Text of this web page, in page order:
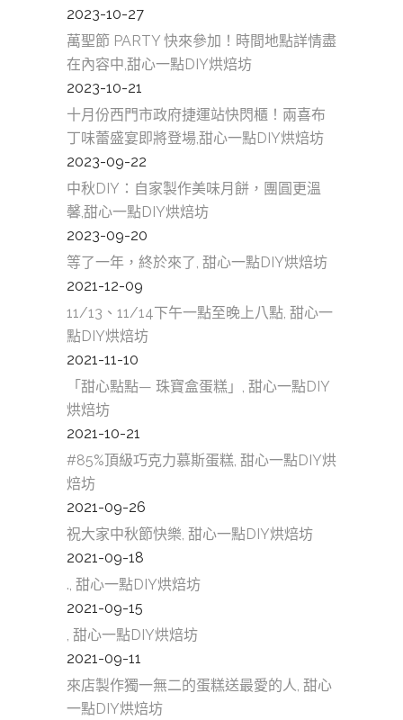
2023-10-27
萬聖節 PARTY 快來參加！時間地點詳情盡
在內容中,甜心一點DIY烘焙坊
2023-10-21
十月份西門市政府捷運站快閃櫃！兩喜布
丁味蕾盛宴即將登場,甜心一點DIY烘焙坊
2023-09-22
中秋DIY：自家製作美味月餅，團圓更溫
馨,甜心一點DIY烘焙坊
2023-09-20
等了一年，終於來了, 甜心一點DIY烘焙坊
2021-12-09
11/13、11/14下午一點至晚上八點, 甜心一
點DIY烘焙坊
2021-11-10
「甜心點點— 珠寶盒蛋糕」, 甜心一點DIY
烘焙坊
2021-10-21
#85%頂級巧克力慕斯蛋糕, 甜心一點DIY烘
焙坊
2021-09-26
祝大家中秋節快樂, 甜心一點DIY烘焙坊
2021-09-18
., 甜心一點DIY烘焙坊
2021-09-15
, 甜心一點DIY烘焙坊
2021-09-11
來店製作獨一無二的蛋糕送最愛的人, 甜心
一點DIY烘焙坊